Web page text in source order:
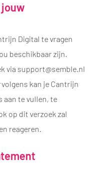
jouw
Digital te vragen
beschikbaar zijn.
via support@semble.nl
kan je Cantrijn
aan te vullen, te
op dit verzoek zal
reageren.